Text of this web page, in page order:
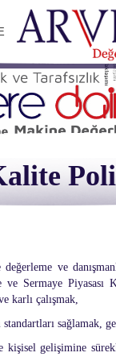
ve
Sermaye Piyasası
karlı çalışmak,
standartları sağlamak,
kişisel gelişimine